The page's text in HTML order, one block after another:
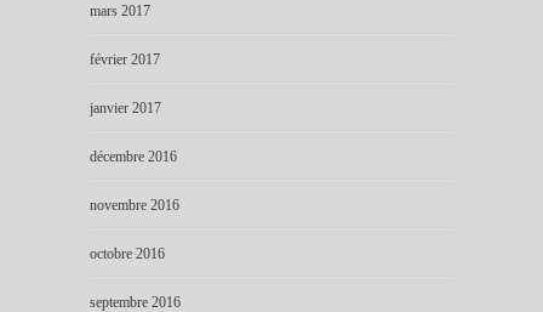
mars 2017
février 2017
janvier 2017
décembre 2016
novembre 2016
octobre 2016
septembre 2016